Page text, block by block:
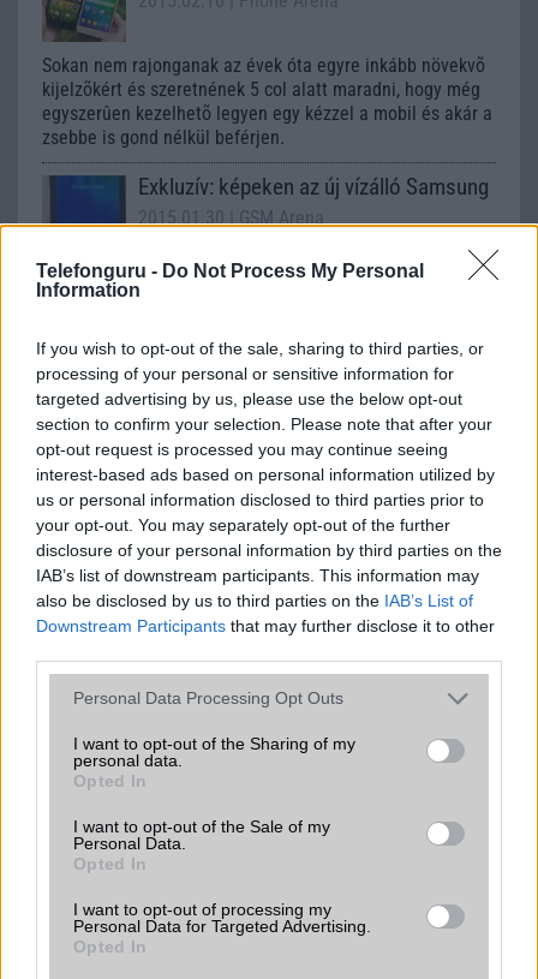
Telefonguru - Do Not Process My Personal
Information
If you wish to opt-out of the sale, sharing to third parties, or
processing of your personal or sensitive information for
targeted advertising by us, please use the below opt-out
section to confirm your selection. Please note that after your
opt-out request is processed you may continue seeing
interest-based ads based on personal information utilized by
us or personal information disclosed to third parties prior to
your opt-out. You may separately opt-out of the further
disclosure of your personal information by third parties on the
IAB’s list of downstream participants. This information may
also be disclosed by us to third parties on the IAB’s List of
Downstream Participants that may further disclose it to other
Please note that this website/app uses one or more Google
not limited to your visit or usage behaviour. You may click to
grant or deny consent to Google and its third-party tags to
use your data for below specified purposes in below Google
consent section.
Personal Data Processing Opt Outs
I want to opt-out of the Sharing of my
personal data.
Opted In
I want to opt-out of the Sale of my
Personal Data.
Opted In
I want to opt-out of processing my
Personal Data for Targeted Advertising.
Opted In
Sokan nem rajonganak az évek óta egyre inkább növekvõ
kijelzõkért és szeretnének 5 col alatt maradni, hogy még
egyszerûen kezelhetõ legyen egy kézzel a mobil és akár a
zsebbe is gond nélkül beférjen.
Exkluzív: képeken az új vízálló Samsung
2015.01.30| GSM Arena
A nagyobbik dél-koreai gyártó hamarosan bemutatja a víz-
Sony Xperia Z3: minden részlet itt van
2014.09.02| Phone Arena
A japán gyártó a héten mutatja be legújabb Xperia
családtagjait, azonban a hivatalos bejelentés előtt
gyakorlatilag mindent megtudhattunk a Sony Xperia Z3
modellről.
Mindenálló a Samsung Galaxy S6 Active
egyik amerikai szolgáltatónál elérhető változatban a
Samsung Galaxy S6 por-, ütés- és vízálló változatát, az S6
Active-ot.
KAPCSOLÓDÓ HÍREK